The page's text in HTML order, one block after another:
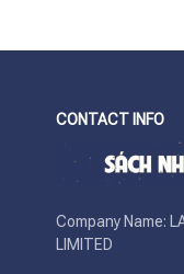
CONTACT INFO
Company Name:
LIMITED